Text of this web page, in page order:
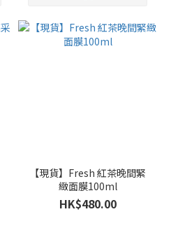
【現貨】Fresh 紅茶晚間緊
緻面膜100ml
HK$480.00